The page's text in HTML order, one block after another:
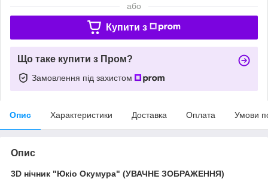
або
Купити з
Що таке купити з Пром?
Замовлення під захистом
Опис Характеристики Доставка Оплата Умови
Опис
3D нічник "Юкіо Окумура" (УВАЧНЕ ЗОБРАЖЕННЯ)